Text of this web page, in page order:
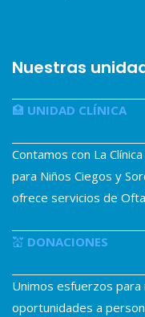
Nuestras
🏥 UNIDAD CLÍNICA
Contamos con La
para Niños Ciegos y
ofrece servicios de
💒 DONACIONES
Unimos esfuerzos
oportunidades a